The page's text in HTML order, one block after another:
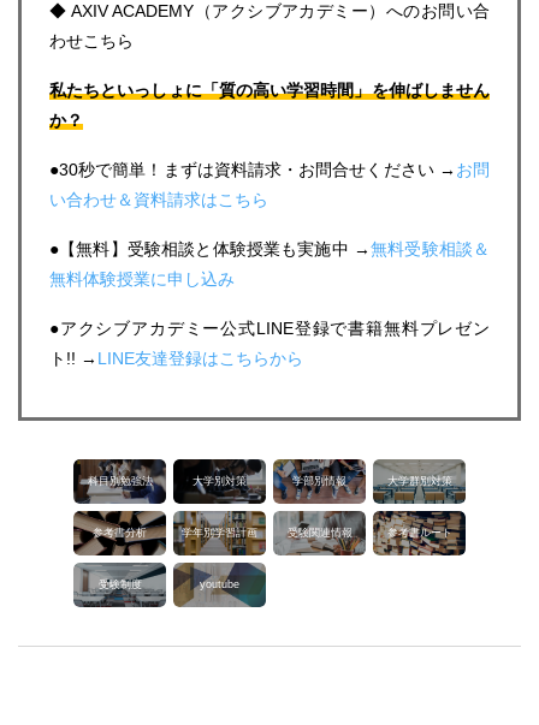
◆ AXIV ACADEMY（アクシブアカデミー）へのお問い合
わせこちら
私たちといっしょに「質の高い学習時間」を伸ばしません
か？
●30秒で簡単！まずは資料請求・お問合せください → お問
い合わせ＆資料請求はこちら
●【無料】受験相談と体験授業も実施中 →無料受験相談＆
無料体験授業に申し込み
●アクシブアカデミー公式LINE登録で書籍無料プレゼン
ト!! → LINE友達登録はこちらから
科目別勉強法 大学別対策 学部別情報 大学群別対策
参考書分析 学年別学習計画 受験関連情報 参考書ルート
受験制度 youtube